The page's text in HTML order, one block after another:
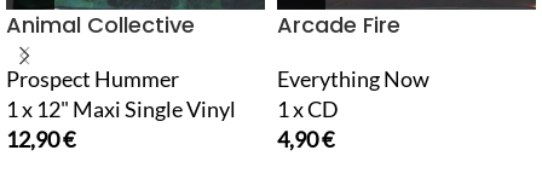
Animal Collective
Prospect Hummer
1 x 12" Maxi Single Vinyl
12,90€
Arcade Fire
Everything Now
1 x CD
4,90€